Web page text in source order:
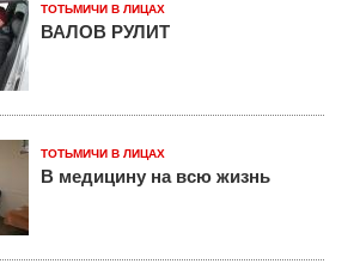
ТОТЬМИЧИ В ЛИЦАХ
ВАЛОВ РУЛИТ
ТОТЬМИЧИ В ЛИЦАХ
В медицину на всю жизнь